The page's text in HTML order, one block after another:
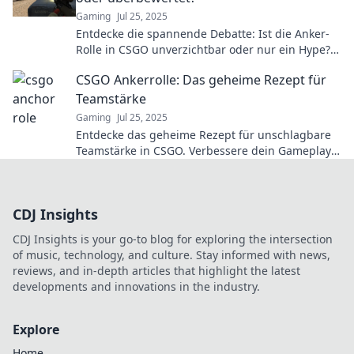
Gaming Jul 25, 2025
Entdecke die spannende Debatte: Ist die Anker-
Rolle in CSGO unverzichtbar oder nur ein Hype?
CSGO Ankerrolle: Das geheime Rezept für
Teamstärke
Gaming Jul 25, 2025
Entdecke das geheime Rezept für unschlagbare
Teamstärke in CSGO. Verbessere dein Gameplay
CDJ Insights
CDJ Insights is your go-to blog for exploring the intersection
of music, technology, and culture. Stay informed with news,
reviews, and in-depth articles that highlight the latest
developments and innovations in the industry.
Explore